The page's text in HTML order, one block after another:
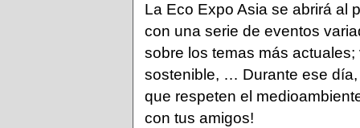
La Eco Expo Asia se abrirá al
con una serie de eventos
sobre los temas más
sostenible, … Durante ese
que respeten el
con tus amigos!